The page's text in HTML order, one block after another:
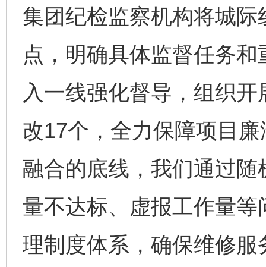
集团纪检监察机构将城
点，明确具体监督任务
入一线强化督导，组织
改17个，全力保障项目
融合的底线，我们通过
量不达标、虚报工作量
理制度体系，确保维修